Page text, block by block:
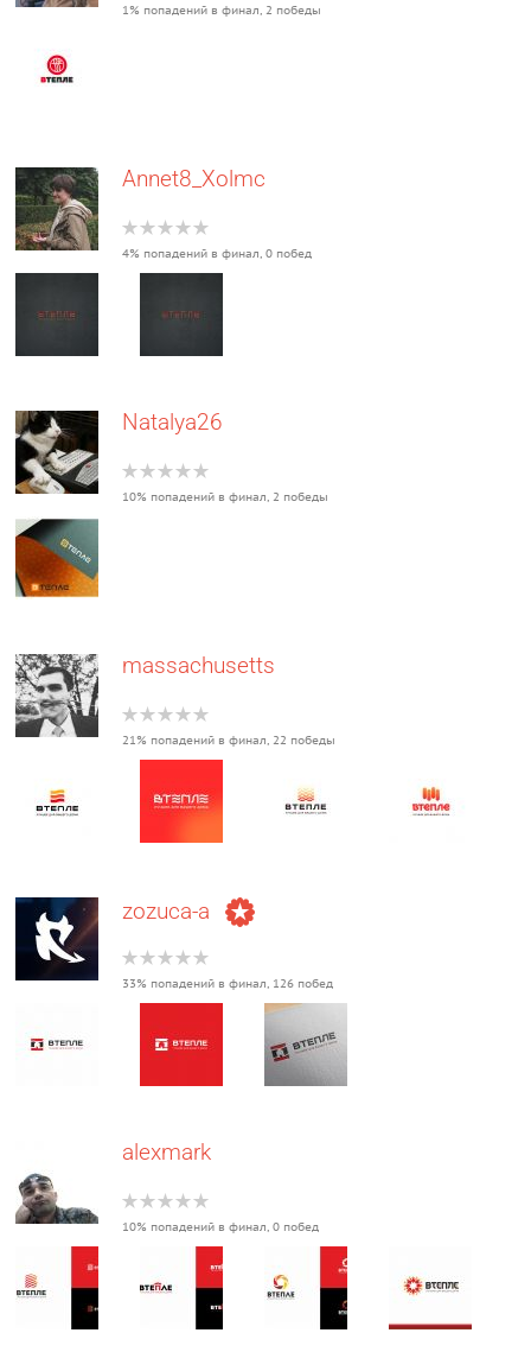
1% попадений в финал, 2 победы
Annet8_Xolmc
4% попадений в финал, 0 побед
Natalya26
10% попадений в финал, 2 победы
massachusetts
21% попадений в финал, 22 победы
zozuca-a
33% попадений в финал, 126 побед
alexmark
10% попадений в финал, 0 побед